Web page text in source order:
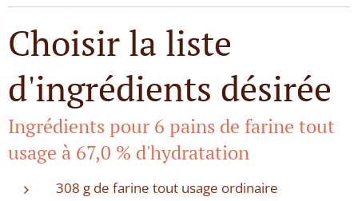
Choisir la liste
d'ingrédients désirée
Ingrédients pour 6 pains de farine tout
usage à 67,0 % d'hydratation
308 g de farine tout usage ordinaire